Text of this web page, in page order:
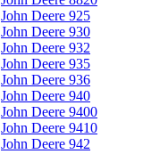
John Deere 925
John Deere 930
John Deere 932
John Deere 935
John Deere 936
John Deere 940
John Deere 9400
John Deere 9410
John Deere 942